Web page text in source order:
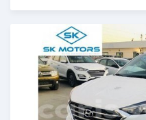
Publié il y a presque 6 ans